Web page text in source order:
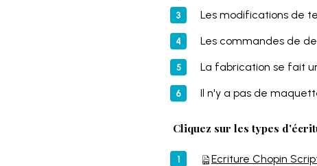
Les modifications de
Les commandes de
La fabrication se fait
Il n'y a pas de
Cliquez sur les types
Ecriture Chopin